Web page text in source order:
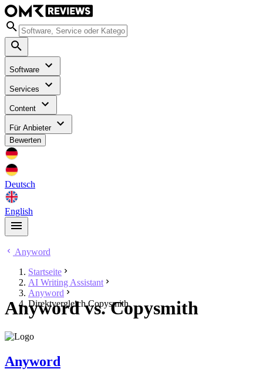
Software
Services
Content
Für Anbieter
Bewerten
Deutsch
English
Anyword
Startseite
AI Writing Assistant
Anyword
Direktvergleich Copysmith
Anyword vs. Copysmith
Anyword